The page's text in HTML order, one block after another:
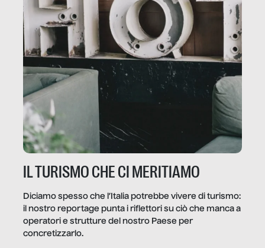
IL TURISMO CHE CI MERITIAMO
Diciamo spesso che l’Italia potrebbe vivere di turismo:
il nostro reportage punta i riflettori su ciò che manca a
operatori e strutture del nostro Paese per
concretizzarlo.